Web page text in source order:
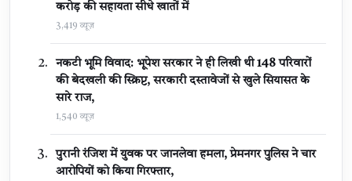
करोड़ की सहायता सीधे खातों में
3,419 व्यूज़
नकटी भूमि विवाद: भूपेश सरकार ने ही लिखी थी 148 परिवारों
की बेदखली की स्क्रिप्ट, सरकारी दस्तावेजों से खुले सियासत के
सारे राज,
1,540 व्यूज़
पुरानी रंजिश में युवक पर जानलेवा हमला, प्रेमनगर पुलिस ने चार
आरोपियों को किया गिरफ्तार,